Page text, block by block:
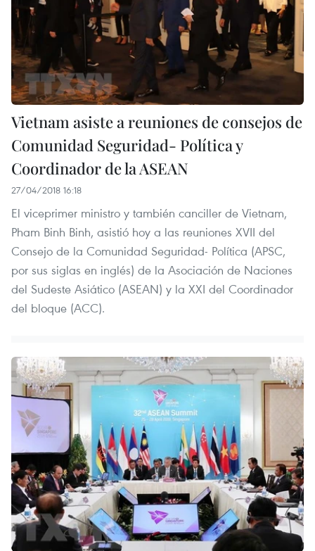
Vietnam asiste a reuniones de consejos de
Comunidad Seguridad- Política y
Coordinador de la ASEAN
27/04/2018 16:18
El viceprimer ministro y también canciller de Vietnam,
Pham Binh Binh, asistió hoy a las reuniones XVII del
Consejo de la Comunidad Seguridad- Política (APSC,
por sus siglas en inglés) de la Asociación de Naciones
del Sudeste Asiático (ASEAN) y la XXI del Coordinador
del bloque (ACC).